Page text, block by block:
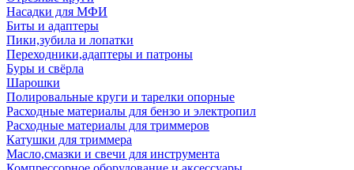
Насадки для МФИ
Биты и адаптеры
Пики,зубила и лопатки
Переходники,адаптеры и патроны
Буры и свёрла
Шарошки
Полировальные круги и тарелки опорные
Расходные материалы для бензо и электропил
Расходные материалы для триммеров
Катушки для триммера
Масло,смазки и свечи для инструмента